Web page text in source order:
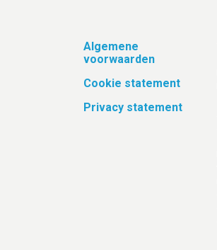
Footer
Algemene
voorwaarden
Cookie statement
Privacy statement